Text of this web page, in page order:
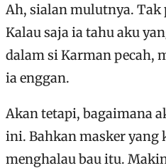
Ah, sialan mulutnya.
Kalau saja ia tahu aku
dalam si Karman pecah,
ia enggan.
Akan tetapi, bagaimana
ini. Bahkan masker yang
menghalau bau itu.